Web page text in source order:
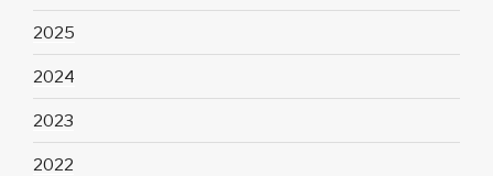
2025
2024
2023
2022